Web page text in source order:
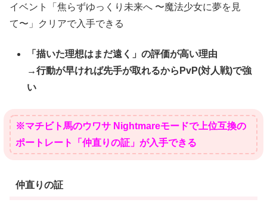
イベント「焦らずゆっくり未来へ 〜魔法少女に夢を見
て〜」クリアで入手できる
「描いた理想はまだ遠く」の評価が高い理由
→行動が早ければ先手が取れるからPvP(対人戦)で強
い
※マチビト馬のウワサ Nightmareモードで上位互換の
ポートレート「仲直りの証」が入手できる
仲直りの証